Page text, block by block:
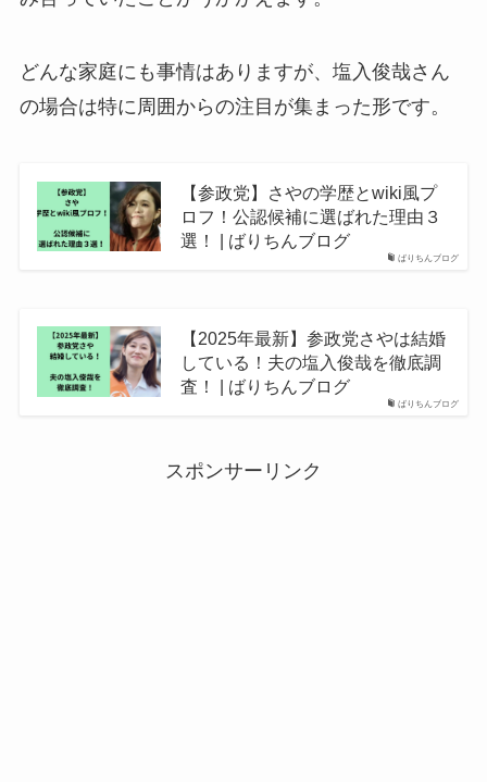
どんな家庭にも事情はありますが、塩入俊哉さん
の場合は特に周囲からの注目が集まった形です。
ばりちんブログ
【参政党】さやの学歴とwiki風プ
ロフ！公認候補に選ばれた理由３
選！ | ばりちんブログ
ばりちんブログ
【2025年最新】参政党さやは結婚
している！夫の塩入俊哉を徹底調
査！ | ばりちんブログ
スポンサーリンク